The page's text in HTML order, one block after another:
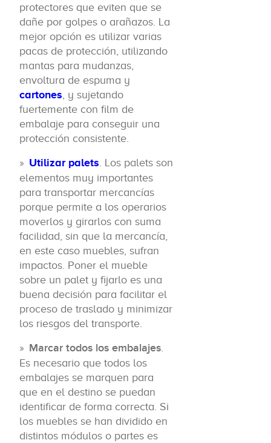
protectores que eviten que se
dañe por golpes o arañazos. La
mejor opción es utilizar varias
pacas de protección, utilizando
mantas para mudanzas,
envoltura de espuma y
cartones , y sujetando
fuertemente con film de
embalaje para conseguir una
protección consistente.
Utilizar palets . Los palets son
elementos muy importantes
para transportar mercancías
porque permite a los operarios
moverlos y girarlos con suma
facilidad, sin que la mercancía,
en este caso muebles, sufran
impactos. Poner el mueble
sobre un palet y fijarlo es una
buena decisión para facilitar el
proceso de traslado y minimizar
los riesgos del transporte.
Marcar todos los embalajes
Es necesario que todos los
embalajes se marquen para
que en el destino se puedan
identificar de forma correcta. Si
los muebles se han dividido en
distintos módulos o partes es